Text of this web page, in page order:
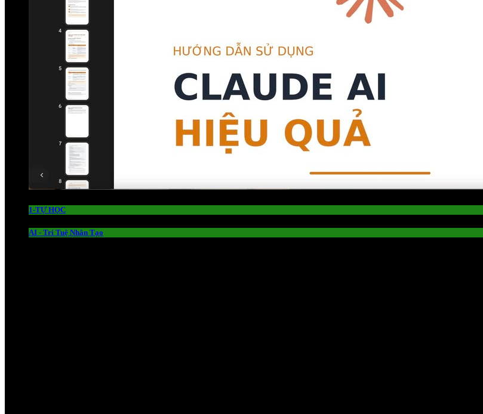
1-TỰ HỌC
AI - Trí Tuệ Nhân Tạo